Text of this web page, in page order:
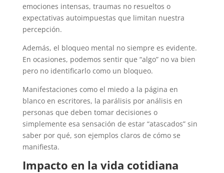
emociones intensas, traumas no resueltos o
expectativas autoimpuestas que limitan nuestra
percepción.
Además, el bloqueo mental no siempre es evidente.
En ocasiones, podemos sentir que “algo” no va bien
pero no identificarlo como un bloqueo.
Manifestaciones como el miedo a la página en
blanco en escritores, la parálisis por análisis en
personas que deben tomar decisiones o
simplemente esa sensación de estar “atascados” sin
saber por qué, son ejemplos claros de cómo se
manifiesta.
Impacto en la vida cotidiana